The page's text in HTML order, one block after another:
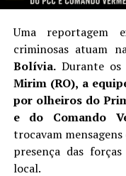
acessórios para a
âmbito da Sesdec
possibilitar o registro
do Termo
A investigação
servidores públicos
ganhadora do certame.
Segundo a Polícia, a
campo de
Uma reportagem
criminosas atuam
Bolívia.Durante os
Mirim (RO), a
por olheiros do
e do Comando
trocavam
presença das
local.